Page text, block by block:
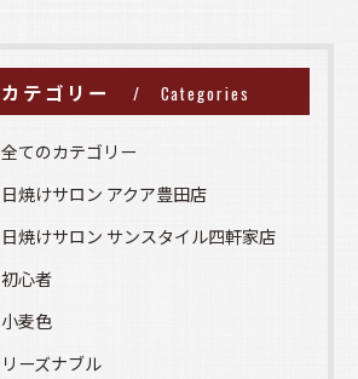
カテゴリー Categories
全てのカテゴリー
日焼けサロン アクア豊田店
日焼けサロン サンスタイル四軒家店
初心者
小麦色
リーズナブル